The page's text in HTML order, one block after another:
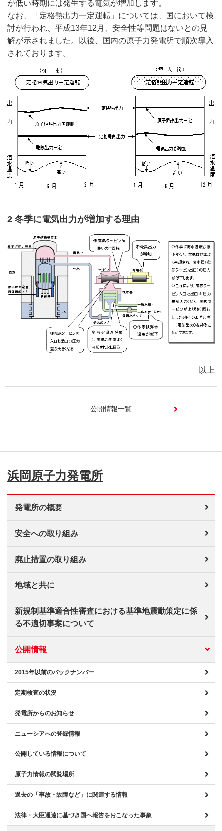
が低い時期には発生する電気が増加します。
なお、「定格熱出力一定運転」については、国において検
討が行われ、平成13年12月、安全性等問題はないとの見
解が示されました。以後、国内の原子力発電所で順次導入
されております。
2 冬季に電気出力が増加する理由
以上
公開情報一覧
浜岡原子力発電所
発電所の概要
安全への取り組み
廃止措置の取り組み
地域と共に
新規制基準適合性審査における基準地震動策定に係
る不適切事案について
公開情報
2015年以前のバックナンバー
定期検査の状況
発電所からのお知らせ
ニューシアへの登録情報
公開している情報について
原子力情報の閲覧場所
過去の「事故・故障など」に関連する情報
法律・大臣通達に基づき国へ報告をおこなった事象